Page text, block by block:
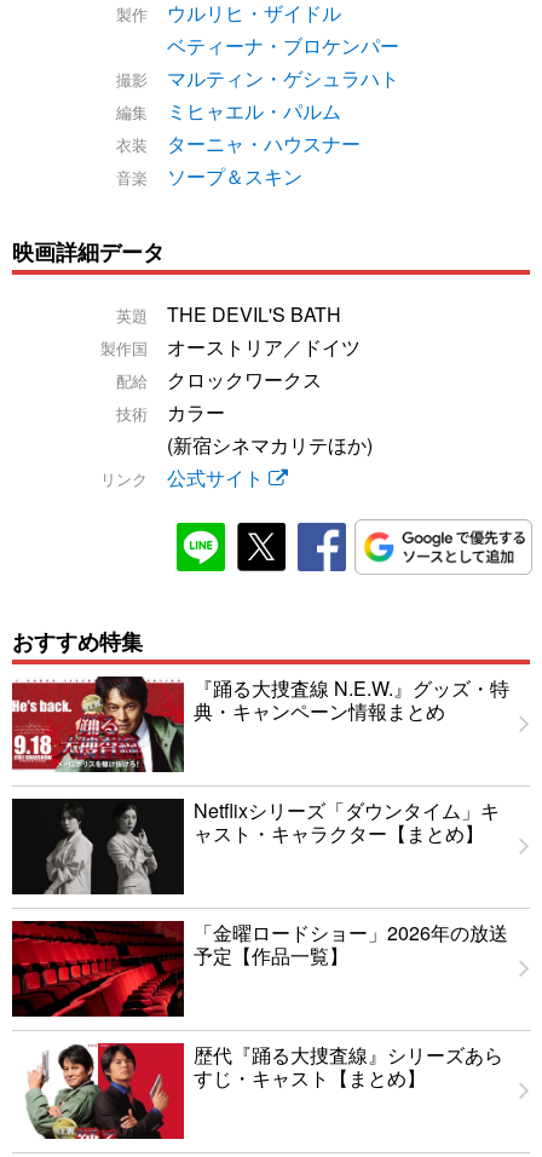
製作
ウルリヒ・ザイドル
ベティーナ・ブロケンパー
撮影 マルティン・ゲシュラハト
編集 ミヒャエル・パルム
衣装 ターニャ・ハウスナー
音楽 ソープ＆スキン
映画詳細データ
英題 THE DEVIL'S BATH
製作国 オーストリア／ドイツ
配給 クロックワークス
技術
カラー
(新宿シネマカリテほか)
リンク 公式サイト
おすすめ特集
『踊る大捜査線 N.E.W.』グッズ・特
典・キャンペーン情報まとめ
Netflixシリーズ「ダウンタイム」キ
ャスト・キャラクター【まとめ】
「金曜ロードショー」2026年の放送
予定【作品一覧】
歴代『踊る大捜査線』シリーズあら
すじ・キャスト【まとめ】